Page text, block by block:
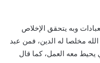
وبه يتحقق الإخلاص
مخلصا له الدين، فمن عبد
يحيط معه العمل، كما قال